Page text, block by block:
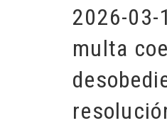
2026-03-
multa